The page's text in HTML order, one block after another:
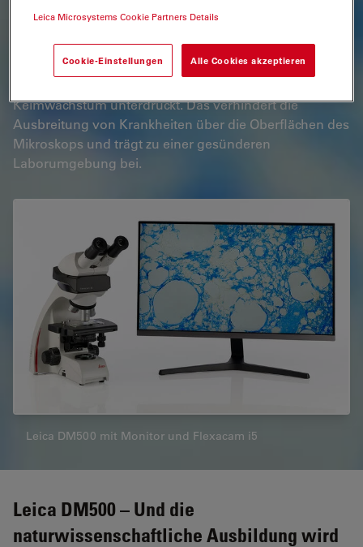
von Keimen, die auf den Oberflächen von Geräten
sitzen, ein besonderes Risiko. Leica Microsystems
verwendet einen Zusatzstoff, der an allen
Keimwachstum unterdrückt. Das verhindert die
Ausbreitung von Krankheiten über die Oberflächen des
Mikroskops und trägt zu einer gesünderen
Laborumgebung bei.
Leica DM500 mit Monitor und Flexacam i5
Leica DM500 – Und die
naturwissenschaftliche Ausbildung wird
Leica Microsystems Cookie Partners Details
Cookie-Einstellungen Alle Cookies akzeptieren